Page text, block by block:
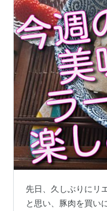
先日、久しぶりにリ
と思い、豚肉を買い